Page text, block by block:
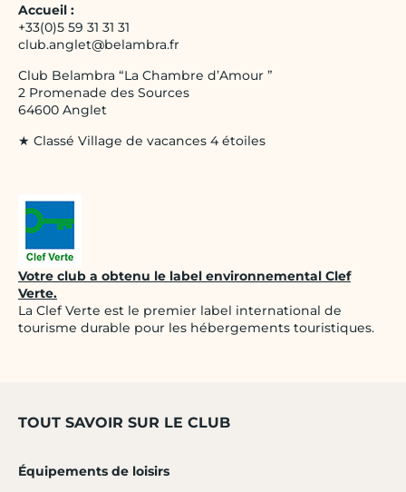
Accueil :
+33(0)5 59 31 31 31
club.anglet@belambra.fr
Club Belambra “La Chambre d’Amour ”
2 Promenade des Sources
64600 Anglet
★ Classé Village de vacances 4 étoiles
Votre club a obtenu le label environnemental Clef
Verte.
La Clef Verte est le premier label international de
tourisme durable pour les hébergements touristiques.
TOUT SAVOIR SUR LE CLUB
Équipements de loisirs